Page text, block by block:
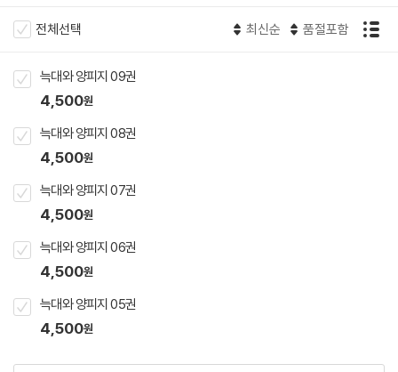
전체선택 최신순 품절포함
늑대와 양피지 09권
4,500원
늑대와 양피지 08권
4,500원
늑대와 양피지 07권
4,500원
늑대와 양피지 06권
4,500원
늑대와 양피지 05권
4,500원